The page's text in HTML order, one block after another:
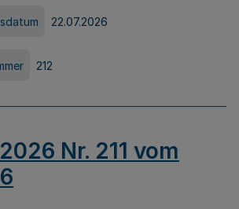
22.07.2026
212
Nr. 211 vom